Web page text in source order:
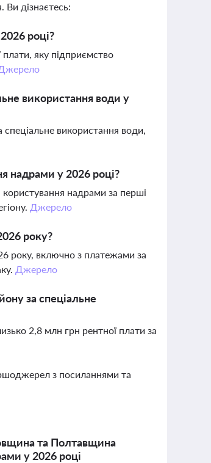
Ви дізнаєтесь:
році?
яку підприємство
використання води у
використання води,
надрами у 2026 році?
надрами за перші
Джерело
року?
року, включно з платежами за
Джерело
за спеціальне
2,8 млн грн рентної плати за
з посиланнями та
та Полтавщина
у 2026 році